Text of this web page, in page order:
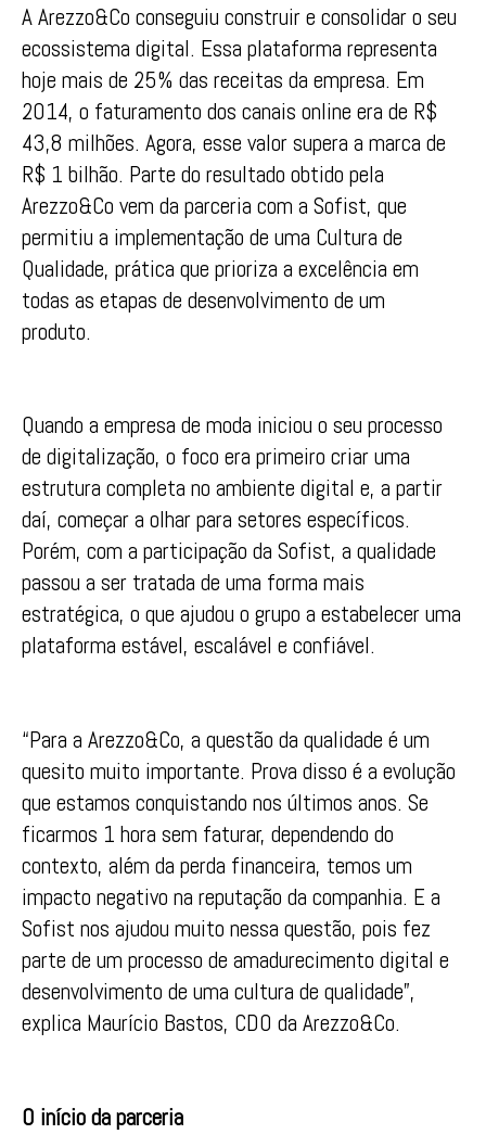
A Arezzo&Co conseguiu construir e consolidar o seu
ecossistema digital. Essa plataforma representa
hoje mais de 25% das receitas da empresa. Em
2014, o faturamento dos canais online era de R$
43,8 milhões. Agora, esse valor supera a marca de
R$ 1 bilhão. Parte do resultado obtido pela
Arezzo&Co vem da parceria com a Sofist, que
permitiu a implementação de uma Cultura de
Qualidade, prática que prioriza a excelência em
todas as etapas de desenvolvimento de um
produto.
Quando a empresa de moda iniciou o seu processo
de digitalização, o foco era primeiro criar uma
estrutura completa no ambiente digital e, a partir
daí, começar a olhar para setores específicos.
Porém, com a participação da Sofist, a qualidade
passou a ser tratada de uma forma mais
estratégica, o que ajudou o grupo a estabelecer uma
plataforma estável, escalável e confiável.
“Para a Arezzo&Co, a questão da qualidade é um
quesito muito importante. Prova disso é a evolução
que estamos conquistando nos últimos anos. Se
ficarmos 1 hora sem faturar, dependendo do
contexto, além da perda financeira, temos um
impacto negativo na reputação da companhia. E a
Sofist nos ajudou muito nessa questão, pois fez
parte de um processo de amadurecimento digital e
desenvolvimento de uma cultura de qualidade”,
explica Maurício Bastos, CDO da Arezzo&Co.
O início da parceria